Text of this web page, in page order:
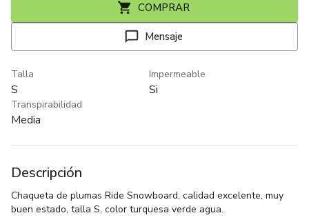
COMPRAR
Mensaje
Talla
S
Impermeable
Si
Transpirabilidad
Media
Descripción
Chaqueta de plumas Ride Snowboard, calidad excelente, muy
buen estado, talla S, color turquesa verde agua.